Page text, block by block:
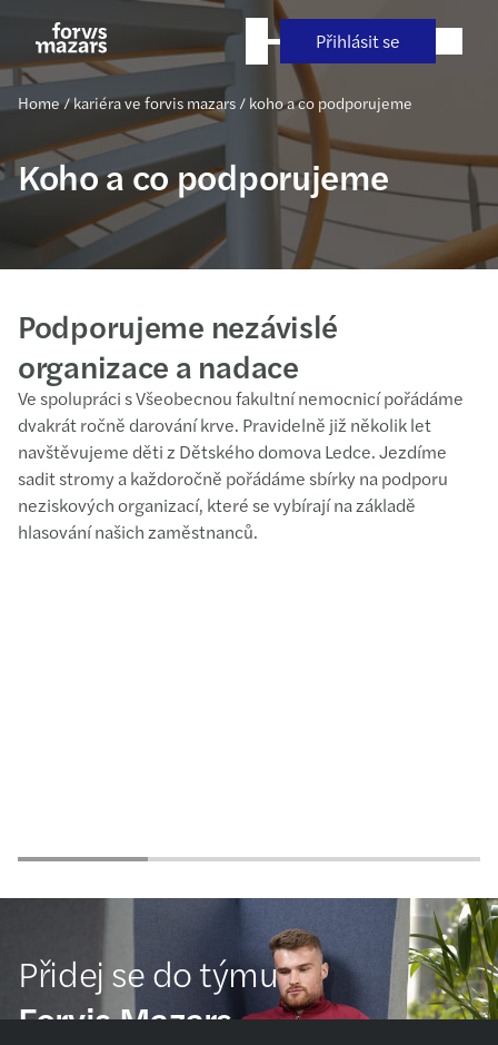
obsah
Přihlásit se
Home/kariéra ve forvis mazars / koho a co podporujeme
Koho a co podporujeme
Podporujeme nezávislé
organizace a nadace
Ve spolupráci s Všeobecnou fakultní nemocnicí pořádáme
dvakrát ročně darování krve. Pravidelně již několik let
navštěvujeme děti z Dětského domova Ledce. Jezdíme
sadit stromy a každoročně pořádáme sbírky na podporu
neziskových organizací, které se vybírají na základě
hlasování našich zaměstnanců.
Přidej se do týmu
Forvis Mazars